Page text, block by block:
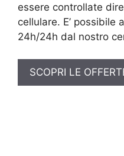
essere controllate
cellulare. E’ possibile
24h/24h dal nostro
SCOPRI LE